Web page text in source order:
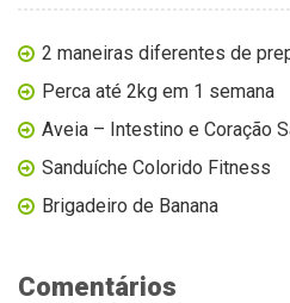
2 maneiras diferentes de
Perca até 2kg em 1 semana
Aveia – Intestino e Coração
Sanduíche Colorido Fitness
Brigadeiro de Banana
Comentários